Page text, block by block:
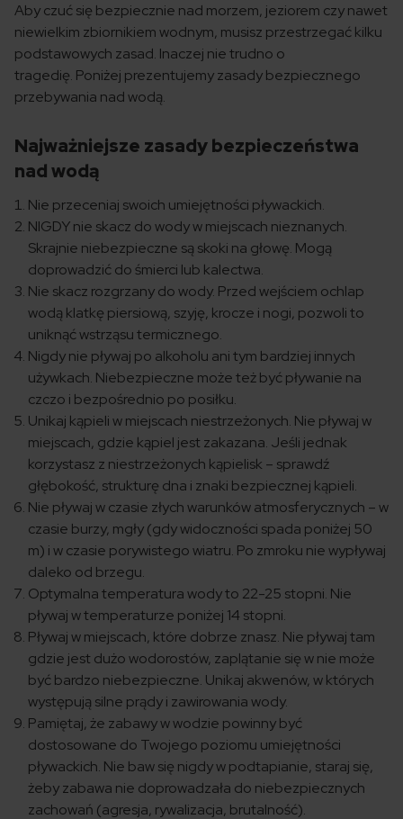
Aby czuć się bezpiecznie nad morzem, jeziorem czy nawet
niewielkim zbiornikiem wodnym, musisz przestrzegać kilku
podstawowych zasad. Inaczej nie trudno o
tragedię. Poniżej prezentujemy zasady bezpiecznego
przebywania nad wodą.
Najważniejsze zasady bezpieczeństwa
nad wodą
Nie przeceniaj swoich umiejętności pływackich.
NIGDY nie skacz do wody w miejscach nieznanych.
Skrajnie niebezpieczne są skoki na głowę. Mogą
doprowadzić do śmierci lub kalectwa.
Nie skacz rozgrzany do wody. Przed wejściem ochlap
wodą klatkę piersiową, szyję, krocze i nogi, pozwoli to
uniknąć wstrząsu termicznego.
Nigdy nie pływaj po alkoholu ani tym bardziej innych
używkach. Niebezpieczne może też być pływanie na
czczo i bezpośrednio po posiłku.
Unikaj kąpieli w miejscach niestrzeżonych. Nie pływaj w
miejscach, gdzie kąpiel jest zakazana. Jeśli jednak
korzystasz z niestrzeżonych kąpielisk – sprawdź
głębokość, strukturę dna i znaki bezpiecznej kąpieli.
Nie pływaj w czasie złych warunków atmosferycznych – w
czasie burzy, mgły (gdy widoczności spada poniżej 50
m) i w czasie porywistego wiatru. Po zmroku nie wypływaj
daleko od brzegu.
Optymalna temperatura wody to 22-25 stopni. Nie
pływaj w temperaturze poniżej 14 stopni.
Pływaj w miejscach, które dobrze znasz. Nie pływaj tam
gdzie jest dużo wodorostów, zaplątanie się w nie może
być bardzo niebezpieczne. Unikaj akwenów, w których
występują silne prądy i zawirowania wody.
Pamiętaj, że zabawy w wodzie powinny być
dostosowane do Twojego poziomu umiejętności
pływackich. Nie baw się nigdy w podtapianie, staraj się,
żeby zabawa nie doprowadzała do niebezpiecznych
zachowań (agresja, rywalizacja, brutalność).